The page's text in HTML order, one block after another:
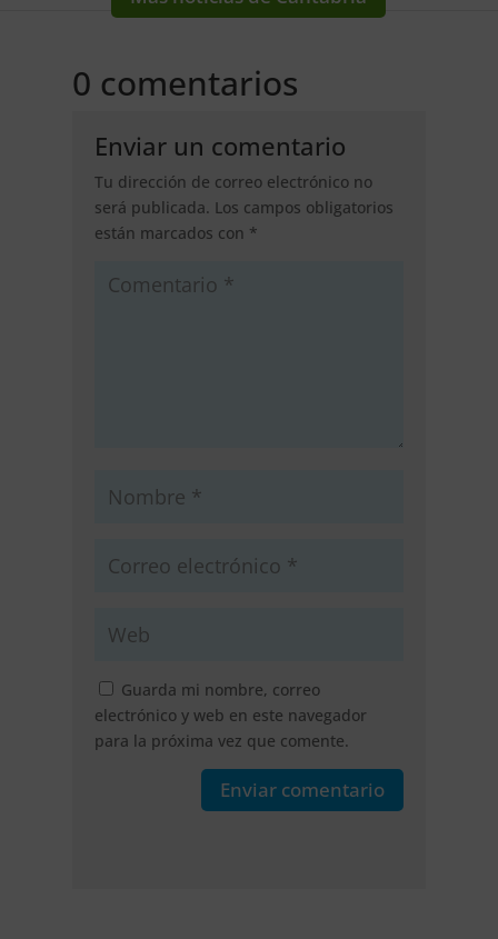
0 comentarios
Enviar un comentario
Tu dirección de correo electrónico no
será publicada. Los campos obligatorios
están marcados con *
Guarda mi nombre, correo
electrónico y web en este navegador
para la próxima vez que comente.
Enviar comentario